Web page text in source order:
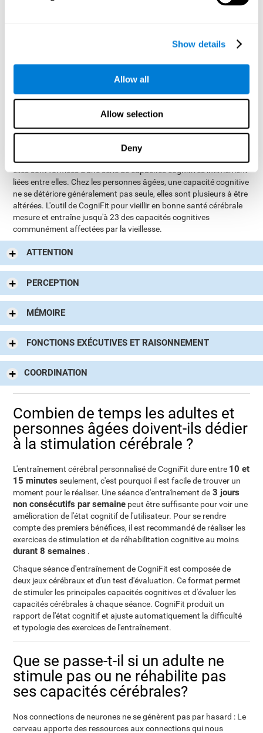
Show details
Allow all
Allow selection
Deny
extrêmement efficace aussi bien pour les
Zones et capacités cognitives
entraînées
Les zones cognitives ne sont pas constructions unitaires, en effet
elles sont formées d'une série de capacités cognitives intimement
liées entre elles. Chez les personnes âgées, une capacité cognitive
ne se détériore généralement pas seule, elles sont plusieurs à être
altérées. L'outil de CogniFit pour vieillir en bonne santé cérébrale
mesure et entraîne jusqu'à 23 des capacités cognitives
communément affectées par la vieillesse.
ATTENTION
PERCEPTION
MÉMOIRE
FONCTIONS EXÉCUTIVES ET RAISONNEMENT
COORDINATION
Combien de temps les adultes et
personnes âgées doivent-ils dédier
à la stimulation cérébrale ?
L'entraînement cérébral personnalisé de CogniFit dure entre 10 et
15 minutes seulement, c'est pourquoi il est facile de trouver un
moment pour le réaliser. Une séance d'entraînement de 3 jours
non consécutifs par semaine peut être suffisante pour voir une
amélioration de l'état cognitif de l'utilisateur. Pour se rendre
compte des premiers bénéfices, il est recommandé de réaliser les
exercices de stimulation et de réhabilitation cognitive au moins
durant 8 semaines .
Chaque séance d'entraînement de CogniFit est composée de
deux jeux cérébraux et d'un test d'évaluation. Ce format permet
de stimuler les principales capacités cognitives et d'évaluer les
capacités cérébrales à chaque séance. CogniFit produit un
rapport de l'état cognitif et ajuste automatiquement la difficulté
et typologie des exercices de l'entraînement.
Que se passe-t-il si un adulte ne
stimule pas ou ne réhabilite pas
ses capacités cérébrales?
Nos connections de neurones ne se génèrent pas par hasard : Le
cerveau apporte des ressources aux connections qui nous